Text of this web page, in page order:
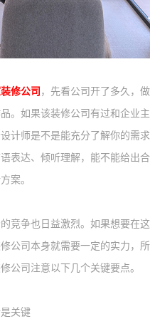
修公司 ，先看公司开了多久，
。如果该装修公司有过和企业
计师是不是能充分了解你的需
表达、倾听理解，能不能给出
案。
竞争也日益激烈。如果想要在
公司 本身就需要一定的实力，
公司 注意以下几个关键要 点。
关键